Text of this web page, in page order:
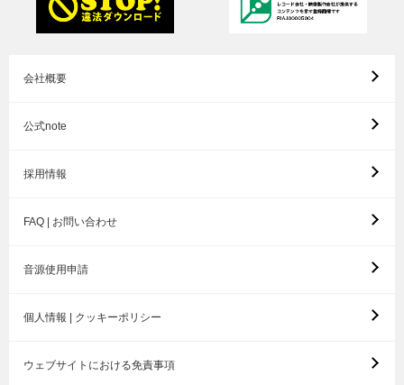
会社概要
公式note
採用情報
FAQ | お問い合わせ
音源使用申請
個人情報 | クッキーポリシー
ウェブサイトにおける免責事項